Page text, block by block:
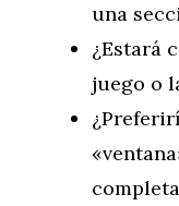
una
¿Estará
juego o